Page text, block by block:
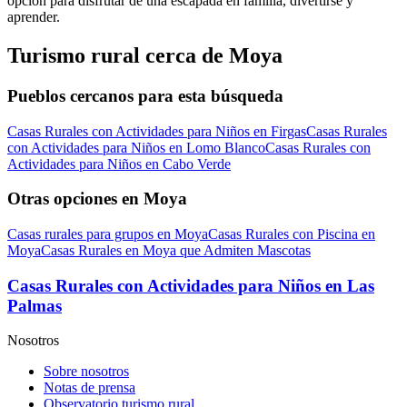
aprender.
Turismo rural cerca de Moya
Pueblos cercanos para esta búsqueda
Casas Rurales con Actividades para Niños en FirgasCasas Rurales
con Actividades para Niños en Lomo BlancoCasas Rurales con
Actividades para Niños en Cabo Verde
Otras opciones en Moya
Casas rurales para grupos en MoyaCasas Rurales con Piscina en
MoyaCasas Rurales en Moya que Admiten Mascotas
Casas Rurales con Actividades para Niños en Las
Palmas
Nosotros
Sobre nosotros
Notas de prensa